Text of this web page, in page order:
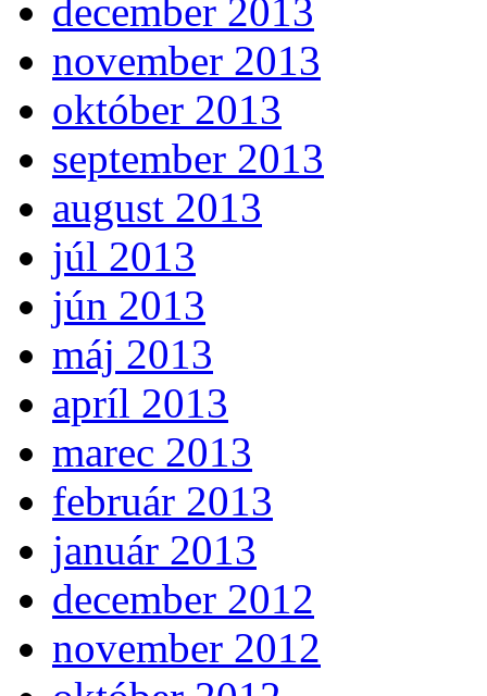
december 2013
november 2013
október 2013
september 2013
august 2013
júl 2013
jún 2013
máj 2013
apríl 2013
marec 2013
február 2013
január 2013
december 2012
november 2012